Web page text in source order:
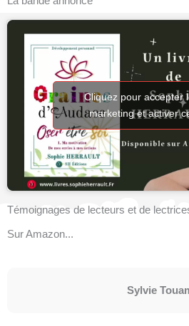
Cliquez pour accepter
marketing et activer
Témoignages de lecteurs et de
Sur Amazon...
Sylvie